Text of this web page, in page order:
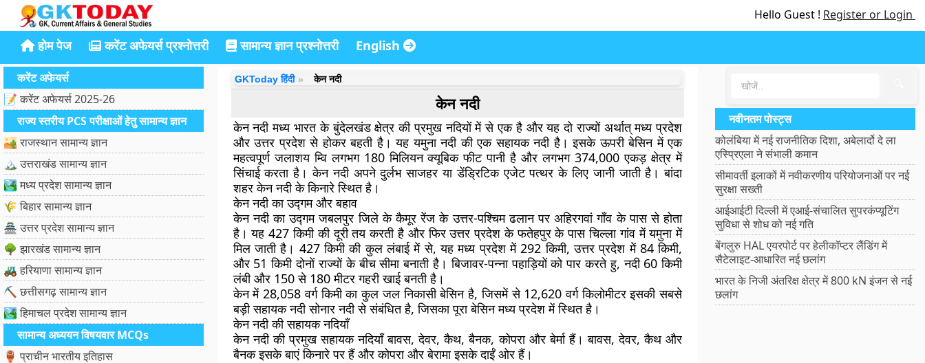
Hello Guest ! Register or Login
होम पेज करेंट अफेयर्स प्रश्नोत्तरी सामान्य ज्ञान प्रश्नोत्तरी English
करेंट अफेयर्स
📝 करेंट अफेयर्स 2025-26
राज्य स्तरीय PCS परीक्षाओं हेतु सामान्य ज्ञान
🏜️ राजस्थान सामान्य ज्ञान
🏔️ उत्तराखंड सामान्य ज्ञान
🏞️ मध्य प्रदेश सामान्य ज्ञान
🌾 बिहार सामान्य ज्ञान
🏯 उत्तर प्रदेश सामान्य ज्ञान
🌳 झारखंड सामान्य ज्ञान
🚜 हरियाणा सामान्य ज्ञान
⛏️ छत्तीसगढ़ सामान्य ज्ञान
🏞️ हिमाचल प्रदेश सामान्य ज्ञान
सामान्य अध्ययन विषयवार MCQs
🏺 प्राचीन भारतीय इतिहास
GKToday हिंदी केन नदी
केन नदी
केन नदी मध्य भारत के बुंदेलखंड क्षेत्र की प्रमुख नदियों में से एक है और यह दो राज्यों अर्थात् मध्य प्रदेश
और उत्तर प्रदेश से होकर बहती है। यह यमुना नदी की एक सहायक नदी है। इसके ऊपरी बेसिन में एक
महत्वपूर्ण जलाशय म्वि लगभग 180 मिलियन क्यूबिक फीट पानी है और लगभग 374,000 एकड़ क्षेत्र में
सिंचाई करता है। केन नदी अपने दुर्लभ साजहर या डेंड्रिटिक एजेट पत्थर के लिए जानी जाती है। बांदा
शहर केन नदी के किनारे स्थित है।
केन नदी का उद्गम और बहाव
केन नदी का उद्गम जबलपुर जिले के कैमूर रेंज के उत्तर-पश्चिम ढलान पर अहिरगवां गाँव के पास से होता
है। यह 427 किमी की दूरी तय करती है और फिर उत्तर प्रदेश के फतेहपुर के पास चिल्ला गांव में यमुना में
मिल जाती है। 427 किमी की कुल लंबाई में से, यह मध्य प्रदेश में 292 किमी, उत्तर प्रदेश में 84 किमी,
और 51 किमी दोनों राज्यों के बीच सीमा बनाती है। बिजावर-पन्ना पहाड़ियों को पार करते हु, नदी 60 किमी
लंबी और 150 से 180 मीटर गहरी खाई बनती है।
केन में 28,058 वर्ग किमी का कुल जल निकासी बेसिन है, जिसमें से 12,620 वर्ग किलोमीटर इसकी सबसे
बड़ी सहायक नदी सोनार नदी से संबंधित है, जिसका पूरा बेसिन मध्य प्रदेश में स्थित है।
केन नदी की सहायक नदियाँ
केन नदी की प्रमुख सहायक नदियाँ बावस, देवर, कैथ, बैनक, कोपरा और बेर्मा हैं। बावस, देवर, कैथ और
बैनक इसके बाएं किनारे पर हैं और कोपरा और बेरामा इसके दाईं ओर हैं।
नवीनतम पोस्ट्स
कोलंबिया में नई राजनीतिक दिशा, अबेलार्दो दे ला
एस्प्रिएला ने संभाली कमान
सीमावर्ती इलाकों में नवीकरणीय परियोजनाओं पर नई
सुरक्षा सख्ती
आईआईटी दिल्ली में एआई-संचालित सुपरकंप्यूटिंग
सुविधा से शोध को नई गति
बेंगलुरु HAL एयरपोर्ट पर हेलीकॉप्टर लैंडिंग में
सैटेलाइट-आधारित नई छलांग
भारत के निजी अंतरिक्ष क्षेत्र में 800 kN इंजन से नई
छलांग